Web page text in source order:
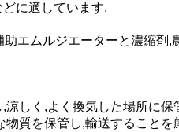
に適しています.
助エムルジエーターと濃縮剤
涼しく,よく換気した場所に保
物質を保管し,輸送することを